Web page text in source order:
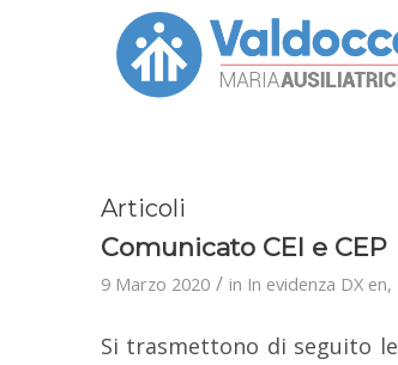
Articoli
Comunicato CEI e CEP
9 Marzo 2020 / in In evidenza DX en,
Si trasmettono di seguito le